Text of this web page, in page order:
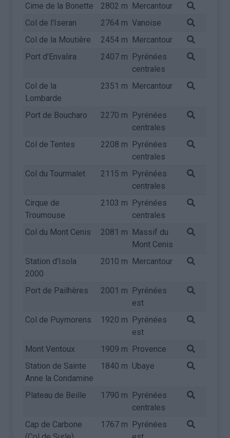
Cime de la Bonette
2802 m Mercantour
Col de l'Iseran
2764 m Vanoise
Col de la Moutière
2454 m Mercantour
Port d'Envalira
2407 m Pyrénées
centrales
Col de la
Lombarde
2351 m Mercantour
Port de Boucharo 2270 m Pyrénées
centrales
Col de Tentes
2208 m Pyrénées
centrales
Col du Tourmalet
2115 m Pyrénées
centrales
Cirque de
Troumouse
2103 m Pyrénées
centrales
Col du Mont Cenis
2081 m Massif du
Mont Cenis
Station d'Isola
2000
2010 m Mercantour
Port de Pailhères 2001 m Pyrénées
est
Col de Puymorens
1920 m Pyrénées
est
Mont Ventoux
1909 m Provence
Station de Sainte
Anne la Condamine
1840 m Ubaye
Plateau de Beille 1790 m Pyrénées
centrales
Cap de Carbone
1767 m Pyrénées